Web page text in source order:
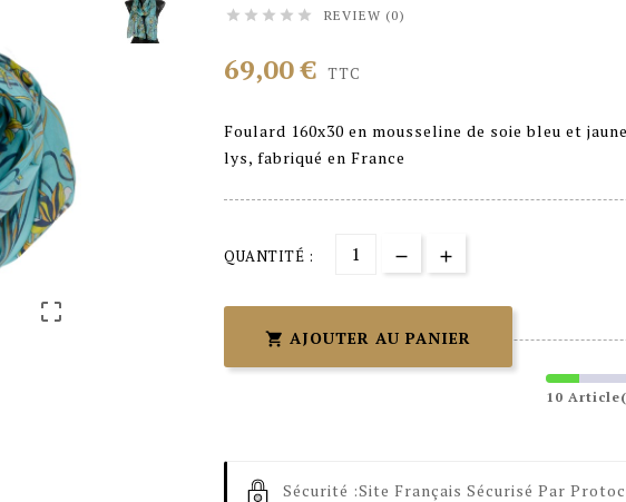

     REVIEW (0)
69,00 € TTC
Foulard 160x30 en mousseline de soie bleu et
lys, fabriqué en France
QUANTITÉ :
 AJOUTER AU PANIER
10
Sécurité :Site Français Sécurisé Par